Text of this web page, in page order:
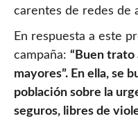
carentes de redes de
En respuesta a este
campaña: “Buen trato
mayores”. En ella, se
población sobre la
seguros, libres de